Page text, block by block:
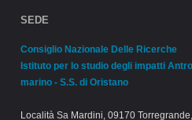
SEDE
Consiglio Nazionale Delle Ricerche
Istituto per lo studio degli impatti
marino - S.S. di Oristano
Località Sa Mardini, 09170